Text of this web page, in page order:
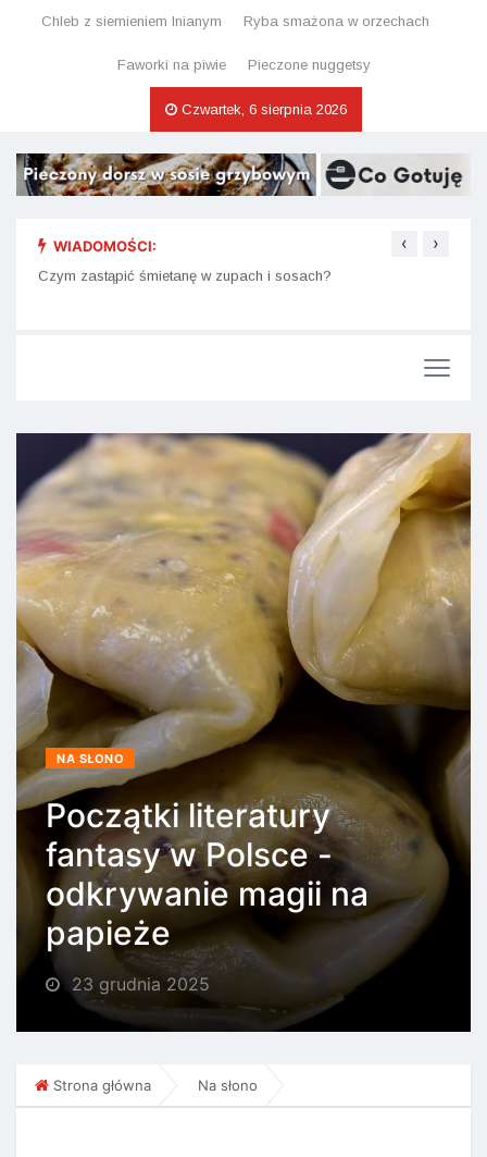
Chleb z siemieniem lnianym Ryba smażona w orzechach
Faworki na piwie Pieczone nuggetsy
Czwartek, 6 sierpnia 2026
WIADOMOŚCI:
Ekspresowy obiad z trzech składników – co przygotować, gdy
‹ ›
NA SŁONO
Początki literatury
fantasy w Polsce -
odkrywanie magii na
papieże
23 grudnia 2025
Strona główna Na słono